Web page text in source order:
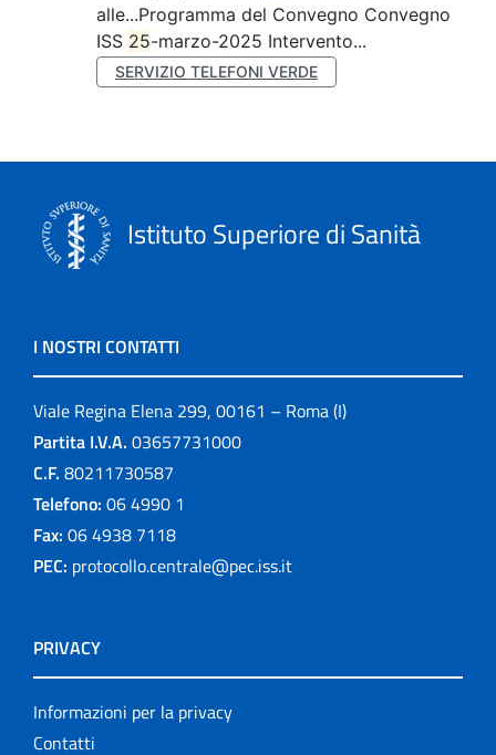
alle...Programma del Convegno Convegno
ISS 25-marzo-2025 Intervento...
SERVIZIO TELEFONI VERDE
Istituto Superiore di Sanità
I NOSTRI CONTATTI
Viale Regina Elena 299, 00161 – Roma (I)
Partita I.V.A. 03657731000
C.F. 80211730587
Telefono: 06 4990 1
Fax: 06 4938 7118
PEC: protocollo.centrale@pec.iss.it
PRIVACY
Informazioni per la privacy
Contatti